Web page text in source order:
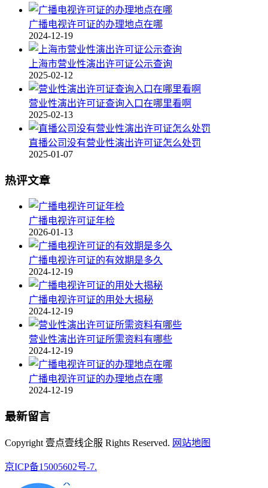
广播电视许可证的办理地点在哪
2024-12-19
上海市营业性演出许可证公示查询
2025-02-12
营业性演出许可证查询入口在哪里看啊
2025-02-13
直播公司没有营业性演出许可证怎么处罚
2025-01-07
热评文章
广播电视许可证年检
2026-01-13
广播电视许可证的有效期是多久
2024-12-19
广播电视许可证的用处大揭秘
2024-12-19
营业性演出许可证所需资料有哪些
2024-12-19
广播电视许可证的办理地点在哪
2024-12-19
最新留言
Copyright 壹点壹线企服 Rights Reserved. 网站地图
京ICP备15005602号-7.